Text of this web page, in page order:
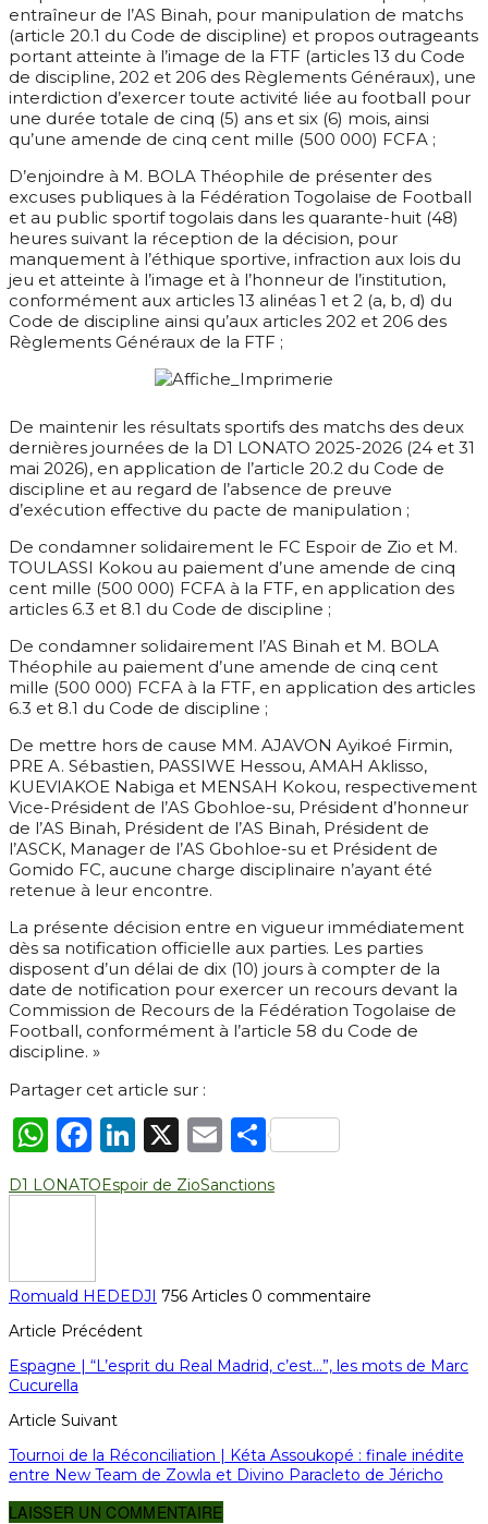
entraîneur de l’AS Binah, pour manipulation de matchs
(article 20.1 du Code de discipline) et propos outrageants
portant atteinte à l’image de la FTF (articles 13 du Code
de discipline, 202 et 206 des Règlements Généraux), une
interdiction d’exercer toute activité liée au football pour
une durée totale de cinq (5) ans et six (6) mois, ainsi
qu’une amende de cinq cent mille (500 000) FCFA ;
D’enjoindre à M. BOLA Théophile de présenter des
excuses publiques à la Fédération Togolaise de Football
et au public sportif togolais dans les quarante-huit (48)
heures suivant la réception de la décision, pour
manquement à l’éthique sportive, infraction aux lois du
jeu et atteinte à l’image et à l’honneur de l’institution,
conformément aux articles 13 alinéas 1 et 2 (a, b, d) du
Code de discipline ainsi qu’aux articles 202 et 206 des
Règlements Généraux de la FTF ;
De maintenir les résultats sportifs des matchs des deux
dernières journées de la D1 LONATO 2025-2026 (24 et 31
mai 2026), en application de l’article 20.2 du Code de
discipline et au regard de l’absence de preuve
d’exécution effective du pacte de manipulation ;
De condamner solidairement le FC Espoir de Zio et M.
TOULASSI Kokou au paiement d’une amende de cinq
cent mille (500 000) FCFA à la FTF, en application des
articles 6.3 et 8.1 du Code de discipline ;
De condamner solidairement l’AS Binah et M. BOLA
Théophile au paiement d’une amende de cinq cent
mille (500 000) FCFA à la FTF, en application des articles
6.3 et 8.1 du Code de discipline ;
De mettre hors de cause MM. AJAVON Ayikoé Firmin,
PRE A. Sébastien, PASSIWE Hessou, AMAH Aklisso,
KUEVIAKOE Nabiga et MENSAH Kokou, respectivement
Vice-Président de l’AS Gbohloe-su, Président d’honneur
de l’AS Binah, Président de l’AS Binah, Président de
l’ASCK, Manager de l’AS Gbohloe-su et Président de
Gomido FC, aucune charge disciplinaire n’ayant été
retenue à leur encontre.
La présente décision entre en vigueur immédiatement
dès sa notification officielle aux parties. Les parties
disposent d’un délai de dix (10) jours à compter de la
date de notification pour exercer un recours devant la
Commission de Recours de la Fédération Togolaise de
Football, conformément à l’article 58 du Code de
discipline. »
Partager cet article sur :
WhatsApp
Facebook
LinkedIn
X EmailPartager
D1 LONATOEspoir de ZioSanctions
Romuald HEDEDJI 756 Articles 0 commentaire
Article Précédent
Espagne | “L’esprit du Real Madrid, c’est…”, les mots de Marc
Cucurella
Article Suivant
Tournoi de la Réconciliation | Kéta Assoukopé : finale inédite
entre New Team de Zowla et Divino Paracleto de Jéricho
LAISSER UN COMMENTAIRE